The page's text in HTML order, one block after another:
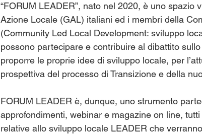
“FORUM LEADER”, nato nel 2020, è uno spazio
Azione Locale (GAL) italiani ed i membri della
(Community Led Local Development: sviluppo
possono partecipare e contribuire al dibattito
proporre le proprie idee di sviluppo locale, per
prospettiva del processo di Transizione e della
FORUM LEADER è, dunque, uno strumento
approfondimenti, webinar e magazine on line,
relative allo sviluppo locale LEADER che